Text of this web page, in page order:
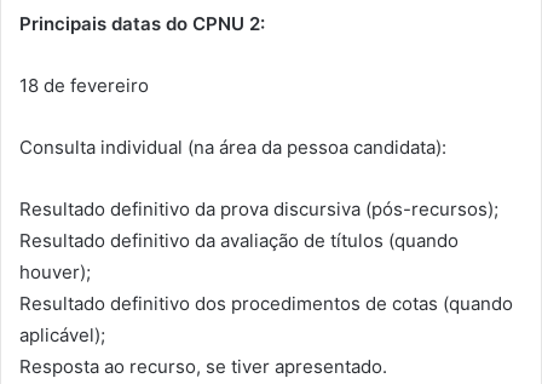
Principais datas do CPNU 2:
18 de fevereiro
Consulta individual (na área da pessoa candidata):
Resultado definitivo da prova discursiva (pós-recursos);
Resultado definitivo da avaliação de títulos (quando
houver);
Resultado definitivo dos procedimentos de cotas (quando
aplicável);
Resposta ao recurso, se tiver apresentado.